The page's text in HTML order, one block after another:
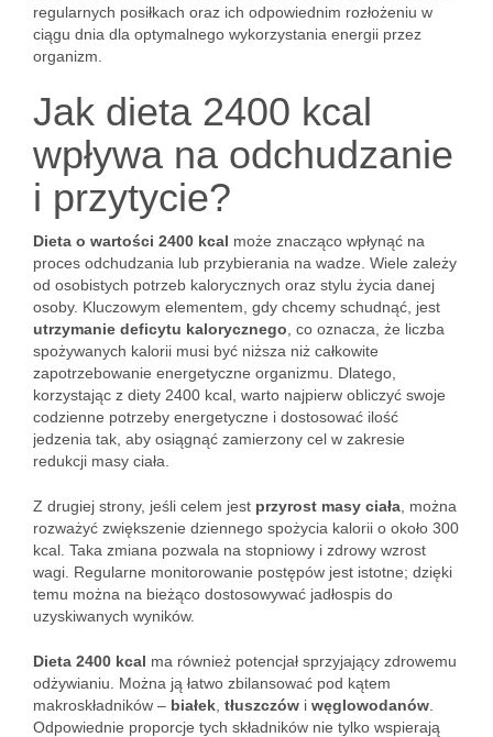
regularnych posiłkach oraz ich odpowiednim rozłożeniu w
ciągu dnia dla optymalnego wykorzystania energii przez
organizm.
Jak dieta 2400 kcal
wpływa na odchudzanie
i przytycie?
Dieta o wartości 2400 kcal może znacząco wpłynąć na
proces odchudzania lub przybierania na wadze. Wiele zależy
od osobistych potrzeb kalorycznych oraz stylu życia danej
osoby. Kluczowym elementem, gdy chcemy schudnąć, jest
utrzymanie deficytu kalorycznego , co oznacza, że liczba
spożywanych kalorii musi być niższa niż całkowite
zapotrzebowanie energetyczne organizmu. Dlatego,
korzystając z diety 2400 kcal, warto najpierw obliczyć swoje
codzienne potrzeby energetyczne i dostosować ilość
jedzenia tak, aby osiągnąć zamierzony cel w zakresie
redukcji masy ciała.
Z drugiej strony, jeśli celem jest przyrost masy ciała , można
rozważyć zwiększenie dziennego spożycia kalorii o około 300
kcal. Taka zmiana pozwala na stopniowy i zdrowy wzrost
wagi. Regularne monitorowanie postępów jest istotne; dzięki
temu można na bieżąco dostosowywać jadłospis do
uzyskiwanych wyników.
Dieta 2400 kcal ma również potencjał sprzyjający zdrowemu
odżywianiu. Można ją łatwo zbilansować pod kątem
makroskładników – białek tłuszczów i węglowodanów
Odpowiednie proporcje tych składników nie tylko wspierają